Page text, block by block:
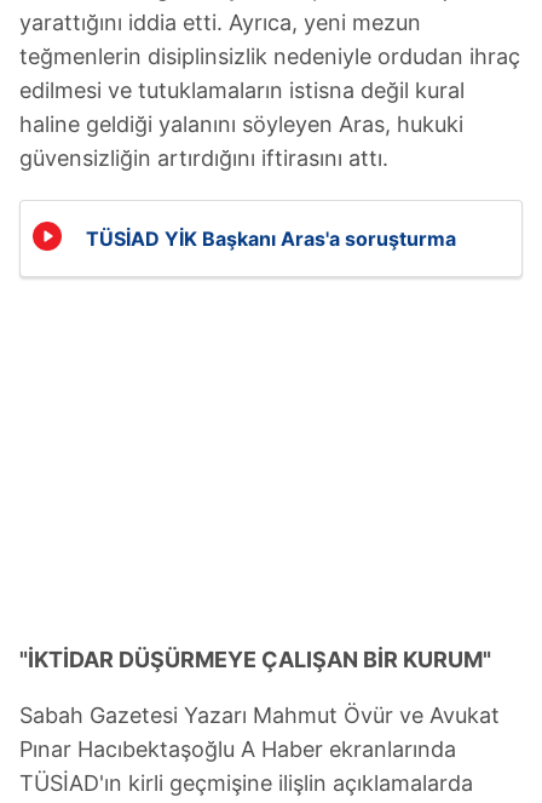
yarattığını iddia etti. Ayrıca, yeni mezun
teğmenlerin disiplinsizlik nedeniyle ordudan ihraç
edilmesi ve tutuklamaların istisna değil kural
haline geldiği yalanını söyleyen Aras, hukuki
güvensizliğin artırdığını iftirasını attı.
TÜSİAD YİK Başkanı Aras'a soruşturma
"İKTİDAR DÜŞÜRMEYE ÇALIŞAN BİR KURUM"
Sabah Gazetesi Yazarı Mahmut Övür ve Avukat
Pınar Hacıbektaşoğlu A Haber ekranlarında
TÜSİAD'ın kirli geçmişine ilişlin açıklamalarda